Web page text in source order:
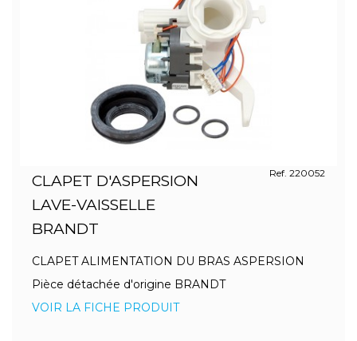
CLAPET D'ASPERSION
LAVE-VAISSELLE
BRANDT
Ref. 220052
CLAPET ALIMENTATION DU BRAS ASPERSION
Pièce détachée d'origine BRANDT
VOIR LA FICHE PRODUIT